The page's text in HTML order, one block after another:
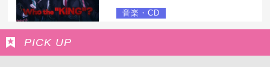
音楽・CD
PICK UP